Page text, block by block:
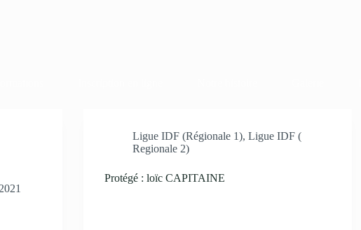
Ligue IDF (Régionale 1),Ligue IDF (
Regionale 2)
Protégé : loïc CAPITAINE